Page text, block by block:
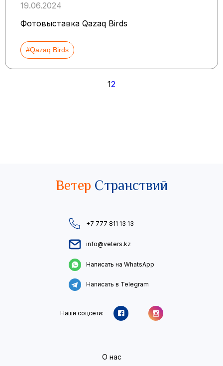
19.06.2024
Фотовыставка Qazaq Birds
#Qazaq Birds
12
Ветер Странствий
+7 777 811 13 13
info@veters.kz
Написать на WhatsApp
Написать в Telegram
Наши соцсети:
О нас